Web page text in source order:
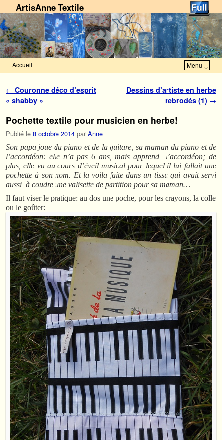
ArtisAnne Textile
Accueil Menu ↓
Navigation des articles
← Couronne déco d’esprit
« shabby »
Dessins d’artiste en herbe
rebrodés (1) →
Pochette textile pour musicien en herbe!
Publié le 8 octobre 2014 par Anne
Son papa joue du piano et de la guitare, sa maman du piano et de
l’accordéon: elle n’a pas 6 ans, mais apprend l’accordéon; de
plus, elle va au cours d’éveil musical pour lequel il lui fallait une
pochette à son nom. Et la voila faite dans un tissu qui avait servi
aussi à coudre une valisette de partition pour sa maman…
Il faut viser le pratique: au dos une poche, pour les crayons, la colle
ou le goûter: